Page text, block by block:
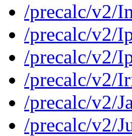
/precalc/v2/
/precalc/v2/
/precalc/v2/
/precalc/v2/
/precalc/v2/
/precalc/v2/